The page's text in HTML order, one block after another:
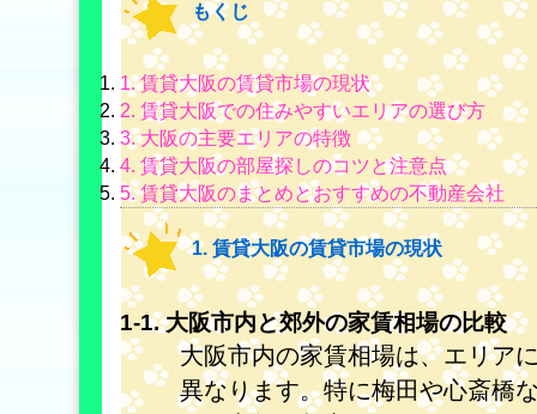
もくじ
1. 賃貸大阪の賃貸市場の現状
2. 賃貸大阪での住みやすいエリアの選び方
3. 大阪の主要エリアの特徴
4. 賃貸大阪の部屋探しのコツと注意点
5. 賃貸大阪のまとめとおすすめの不動産会社
1. 賃貸大阪の賃貸市場の現状
1-1. 大阪市内と郊外の家賃相場の比較
大阪市内の家賃相場は、エリア
異なります。特に梅田や心斎橋